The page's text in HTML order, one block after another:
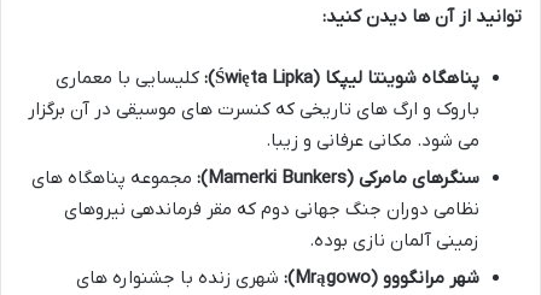
توانید از آن ها دیدن کنید:
پناهگاه شوینتا لیپکا (Święta Lipka):
کلیسایی با معماری
باروک و ارگ های تاریخی که کنسرت های موسیقی در آن برگزار
می شود. مکانی عرفانی و زیبا.
سنگرهای مامرکی (Mamerki Bunkers):
مجموعه پناهگاه های
نظامی دوران جنگ جهانی دوم که مقر فرماندهی نیروهای
زمینی آلمان نازی بوده.
شهر مرانگووو (Mrągowo):
شهری زنده با جشنواره های